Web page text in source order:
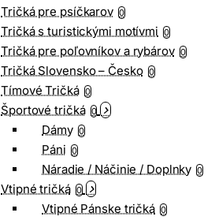
Tričká pre psíčkarov 0
Tričká s turistickými motívmi 0
Tričká pre poľovníkov a rybárov 0
Tričká Slovensko – Česko 0
Tímové Tričká 0
Športové tričká 0
Dámy 0
Páni 0
Náradie / Náčinie / Doplnky 0
Vtipné tričká 0
Vtipné Pánske tričká 0